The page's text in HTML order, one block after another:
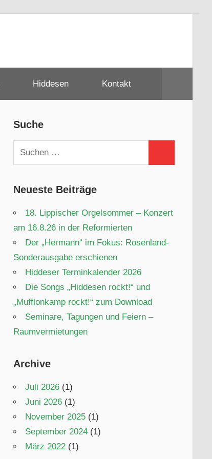
Hiddesen Kontakt
Suche
Suchen
nach:
Neueste Beiträge
18. Lippischer Orgelsommer – Konzert
am 16.8.26 in der Reformierten
Der „Hermann“ im Fokus: Rosenland-
Sonderausgabe erschienen
Hiddeser Terminkalender 2026
Die Songs „Hiddesen rockt!“ und
„Mufflonkamp rockt!“ zum Download
Seminare, Tagungen und Feiern –
Raumvermietungen
Archive
Juli 2026(1)
Juni 2026(1)
November 2025(1)
September 2024(1)
März 2022(1)